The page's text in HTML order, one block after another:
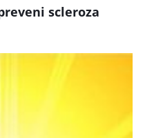
scleroza